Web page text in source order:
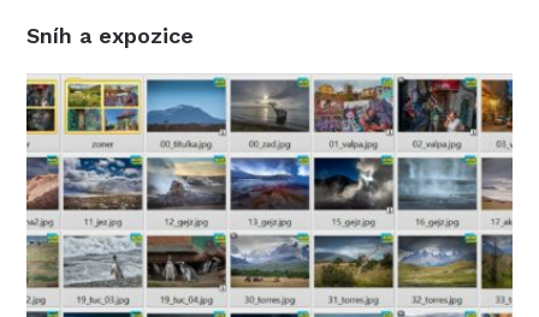
Sníh a expozice